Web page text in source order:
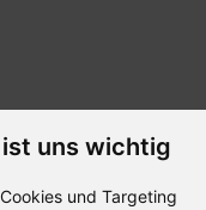
uns wichtig
und Targeting